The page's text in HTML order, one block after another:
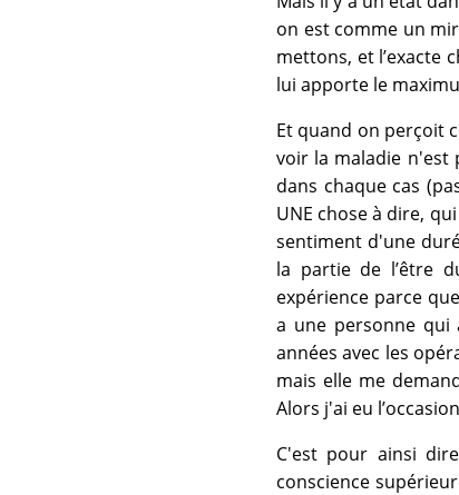
on est comme un
mettons, et l’exacte
lui apporte le
Et quand on perçoit
voir la maladie n'est
dans chaque cas
UNE chose à dire,
sentiment d'une
la partie de l’être
expérience parce
a une personne qui
années avec les
mais elle me
Alors j'ai eu
C'est pour ainsi
conscience